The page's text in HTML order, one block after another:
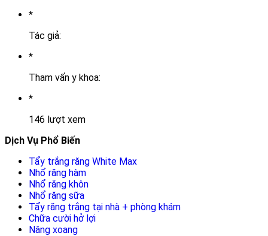
*
Tác giả:
*
Tham vấn y khoa:
*
146 lượt xem
Dịch Vụ Phổ Biến
Tẩy trắng răng White Max
Nhổ răng hàm
Nhổ răng khôn
Nhổ răng sữa
Tẩy răng trắng tại nhà + phòng khám
Chữa cười hở lợi
Nâng xoang